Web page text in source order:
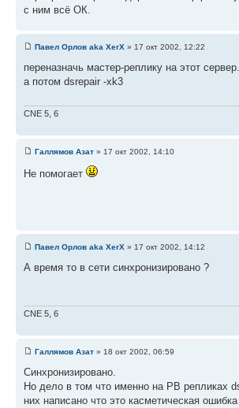
с ним всё ОК.
Павел Орлов aka XerX » 17 окт 2002, 12:22
переназначь мастер-реплику на этот сервер.
а потом dsrepair -xk3
CNE 5, 6
Галлямов Азат » 17 окт 2002, 14:10
Не помогает
Павел Орлов aka XerX » 17 окт 2002, 14:12
А время то в сети синхронизировано ?
CNE 5, 6
Галлямов Азат » 18 окт 2002, 06:59
Синхронизировано.
Но дело в том что именно на РВ репликах
них написано что это касметическая